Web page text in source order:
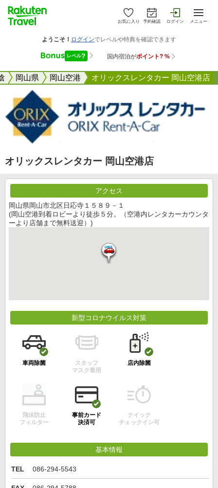
お気に入り 予約確認 ログイン メニュー
岡山県 岡山空港 オリックスレンタカー 岡山空港店
オリックスレンタカー 岡山空港店
アクセス
岡山県岡山市北区日応寺１５８９－１
(岡山空港到着ロビーより徒歩５分。（空港内レンタカーカウンタ
ーより店舗まで無料送迎）)
新型コロナウイルス対策
車両除菌
スタッフ
マスク着用
店内除菌
飛沫防止
フィルター
事前カード
決済可
クイック
チェックイン可
基本情報
TEL 086-294-5543